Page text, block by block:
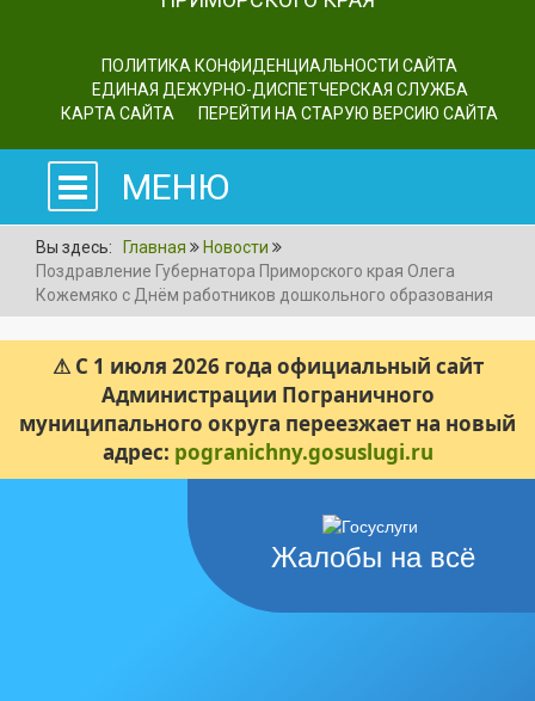
ПОЛИТИКА КОНФИДЕНЦИАЛЬНОСТИ САЙТА
ЕДИНАЯ ДЕЖУРНО-ДИСПЕТЧЕРСКАЯ СЛУЖБА
КАРТА САЙТА
ПЕРЕЙТИ НА СТАРУЮ ВЕРСИЮ САЙТА
МЕНЮ
Вы здесь: Главная
Новости
Поздравление Губернатора Приморского края Олега
Кожемяко с Днём работников дошкольного образования
⚠ С 1 июля 2026 года официальный сайт
Администрации Пограничного
муниципального округа переезжает на новый
адрес: pogranichny.gosuslugi.ru
Жалобы на всё